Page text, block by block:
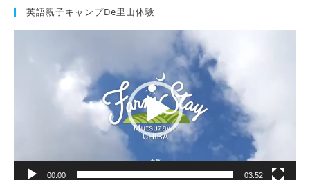
英語親子キャンプde里山体験
00:00 03:52